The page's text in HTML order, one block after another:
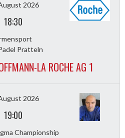
2026
18:30
Pratteln
LA ROCHE AG 1
2026
19:00
Championship